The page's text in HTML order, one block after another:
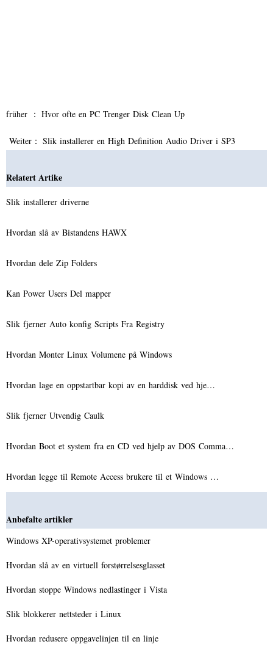
früher ： Hvor ofte en PC Trenger Disk Clean Up
Weiter： Slik installerer en High Definition Audio Driver i SP3
Relatert Artike
Slik installerer driverne
Hvordan slå av Bistandens HAWX
Hvordan dele Zip Folders
Kan Power Users Del mapper
Slik fjerner Auto konfig Scripts Fra Registry
Hvordan Monter Linux Volumene på Windows
Hvordan lage en oppstartbar kopi av en harddisk ved hje…
Slik fjerner Utvendig Caulk
Hvordan Boot et system fra en CD ved hjelp av DOS Comma…
Hvordan legge til Remote Access brukere til et Windows …
Anbefalte artikler
Windows XP-operativsystemet problemer
Hvordan slå av en virtuell forstørrelsesglasset
Hvordan stoppe Windows nedlastinger i Vista
Slik blokkerer nettsteder i Linux
Hvordan redusere oppgavelinjen til en linje